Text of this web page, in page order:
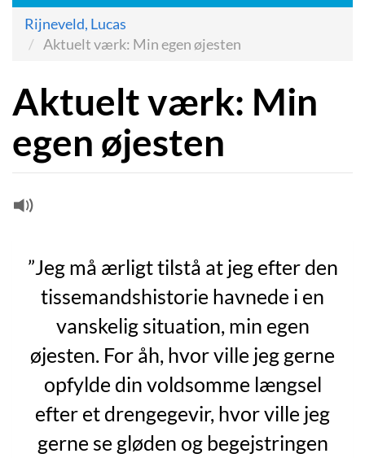
Rijneveld, Lucas
Aktuelt værk: Min egen øjesten
Aktuelt værk: Min
egen øjesten
”Jeg må ærligt tilstå at jeg efter den
tissemandshistorie havnede i en
vanskelig situation, min egen
øjesten. For åh, hvor ville jeg gerne
opfylde din voldsomme længsel
efter et drengegevir, hvor ville jeg
gerne se gløden og begejstringen